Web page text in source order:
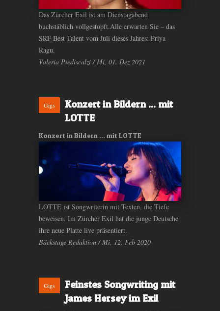
Das Zürcher Exil ist am Dienstagabend
buchstäblich vollgestopft.Alle erwarten Sie – das
SRF Best Talent vom Juli dieses Jahres: Priya
Ragu.
Valeria Piediscalzi / Mi, 01. Dez 2021
Gigs
Konzert in Bildern ... mit
LOTTE
Konzert in Bildern ... mit LOTTE
LOTTE ist Songwriterin mit Texten, die Tiefe
beweisen. Im Zürcher Exil hat die junge Deutsche
ihre neue Platte live präsentiert.
Bäckstage Redaktion / Mi, 12. Feb 2020
Gigs
Feinstes Songwriting mit
James Hersey im Exil